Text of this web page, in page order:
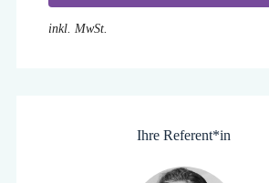
inkl. MwSt.
Ihre Referent*in